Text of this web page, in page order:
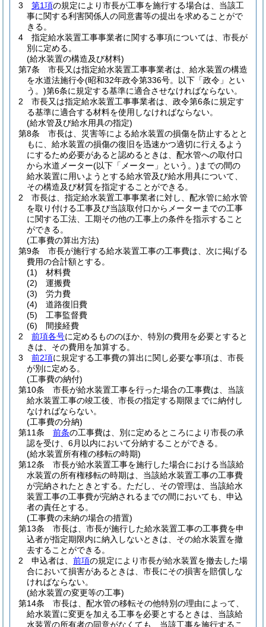
3
第1項の規定により市長が工事を施行する場合は、当該工
事に関する利害関係人の同意書等の提出を求めることがで
きる。
4
指定給水装置工事事業者に関する事項については、市長が
別に定める。
(給水装置の構造及び材料)
第7条
市長又は指定給水装置工事事業者は、給水装置の構造
を水道法施行令(昭和32年政令第336号。以下「政令」とい
う。)第6条に規定する基準に適合させなければならない。
2
市長又は指定給水装置工事事業者は、政令第6条に規定す
る基準に適合する材料を使用しなければならない。
(給水管及び給水用具の指定)
第8条
市長は、災害等による給水装置の損傷を防止するとと
もに、給水装置の損傷の復旧を迅速かつ適切に行えるよう
にするため必要があると認めるときは、配水管への取付口
から水道メーター(以下「メーター」という。) までの間の
給水装置に用いようとする給水管及び給水用具について、
その構造及び材質を指定することができる。
2
市長は、指定給水装置工事事業者に対し、配水管に給水管
を取り付ける工事及び当該取付口からメーターまでの工事
に関する工法、工期その他の工事上の条件を指示すること
ができる。
(工事費の算出方法)
第9条
市長が施行する給水装置工事の工事費は、次に掲げる
費用の合計額とする。
(1)
材料費
(2)
運搬費
(3)
労力費
(4)
道路復旧費
(5)
工事監督費
(6)
間接経費
2
前項各号に定めるもののほか、特別の費用を必要とすると
きは、その費用を加算する。
3
前2項に規定する工事費の算出に関し必要な事項は、市長
が別に定める。
(工事費の納付)
第10条
市長が給水装置工事を行った場合の工事費は、当該
給水装置工事の竣工後、市長の指定する期限までに納付し
なければならない。
(工事費の分納)
第11条
前条の工事費は、別に定めるところにより市長の承
認を受け、6月以内において分納することができる。
(給水装置所有権の移転の時期)
第12条
市長が給水装置工事を施行した場合における当該給
水装置の所有権移転の時期は、当該給水装置工事の工事費
が完納されたときとする。 ただし、その管理は、当該給水
装置工事の工事費が完納されるまでの間においても、申込
者の責任とする。
(工事費の未納の場合の措置)
第13条
市長は、市長が施行した給水装置工事の工事費を申
込者が指定期限内に納入しないときは、その給水装置を撤
去することができる。
2
申込者は、 前項の規定により市長が給水装置を撤去した場
合において損害があるときは、市長にその損害を賠償しな
ければならない。
(給水装置の変更等の工事)
第14条
市長は、配水管の移転その他特別の理由によって、
給水装置に変更を加える工事を必要とするときは、当該給
水装置の所有者の同意がなくても、当該工事を施行するこ